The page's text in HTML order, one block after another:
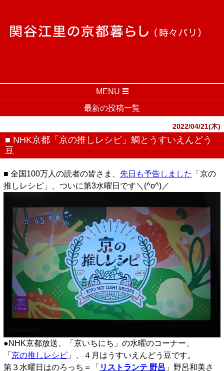
MENU
最新の投稿一覧
2022/04/21(木)
■ NHK京都「京の推しレシピ」鯛とうすいえんどう
豆
■ 全国100万人の読者の皆さま、 先日も予告しました
「京の
推しレシピ」、ついに第3水曜日です＼(^o^)／
●NHK京都放送、「京いちにち」の水曜のコーナー、
「 京の推しレシピ」、４月はうすいえんどう豆です。
第３水曜日はのろっち＝「 リストランテ 野呂 」野呂和美さ